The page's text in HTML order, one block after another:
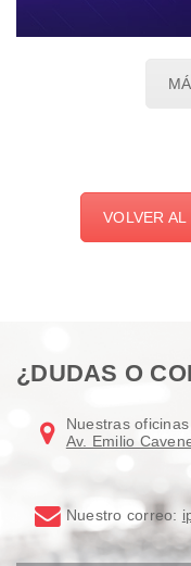
VOLVER
¿DUDAS O
Nuestras
Av. Emilio
Nuestro correo: